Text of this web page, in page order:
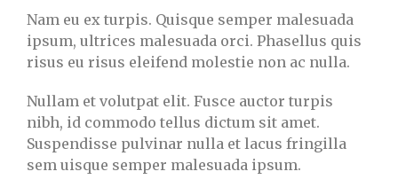
Nam eu ex turpis. Quisque semper malesuada
ipsum, ultrices malesuada orci. Phasellus quis
risus eu risus eleifend molestie non ac nulla.
Nullam et volutpat elit. Fusce auctor turpis
nibh, id commodo tellus dictum sit amet.
Suspendisse pulvinar nulla et lacus fringilla
sem uisque semper malesuada ipsum.